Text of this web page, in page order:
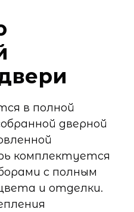
в полной
дверной
комплектуется
с полным
и отделки.